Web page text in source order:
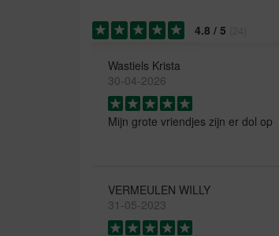
4.8 / 5
Wastiels Krista
30-04-2026
Mijn grote vriendjes zijn er dol op
VERMEULEN WILLY
31-05-2023